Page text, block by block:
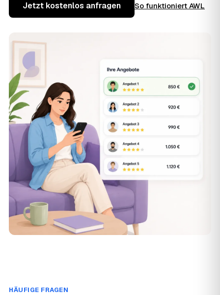
Jetzt kostenlos anfragen So funktioniert AWL
HÄUFIGE FRAGEN